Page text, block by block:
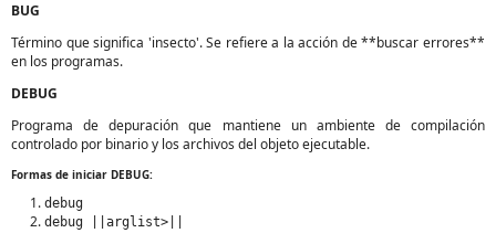
BUG
Término que significa 'insecto'. Se refiere a la acción de **buscar errores**
en los programas.
DEBUG
Programa de depuración que mantiene un ambiente de compilación
controlado por binario y los archivos del objeto ejecutable.
Formas de iniciar DEBUG:
debug
debug ||arglist>||